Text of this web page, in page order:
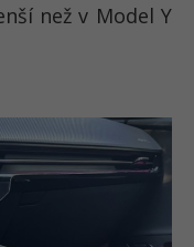
než v Model Y